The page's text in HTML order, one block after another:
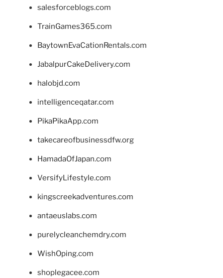
salesforceblogs.com
TrainGames365.com
BaytownEvaCationRentals.com
JabalpurCakeDelivery.com
halobjd.com
intelligenceqatar.com
PikaPikaApp.com
takecareofbusinessdfw.org
HamadaOfJapan.com
VersifyLifestyle.com
kingscreekadventures.com
antaeuslabs.com
purelycleanchemdry.com
WishOping.com
shoplegacee.com